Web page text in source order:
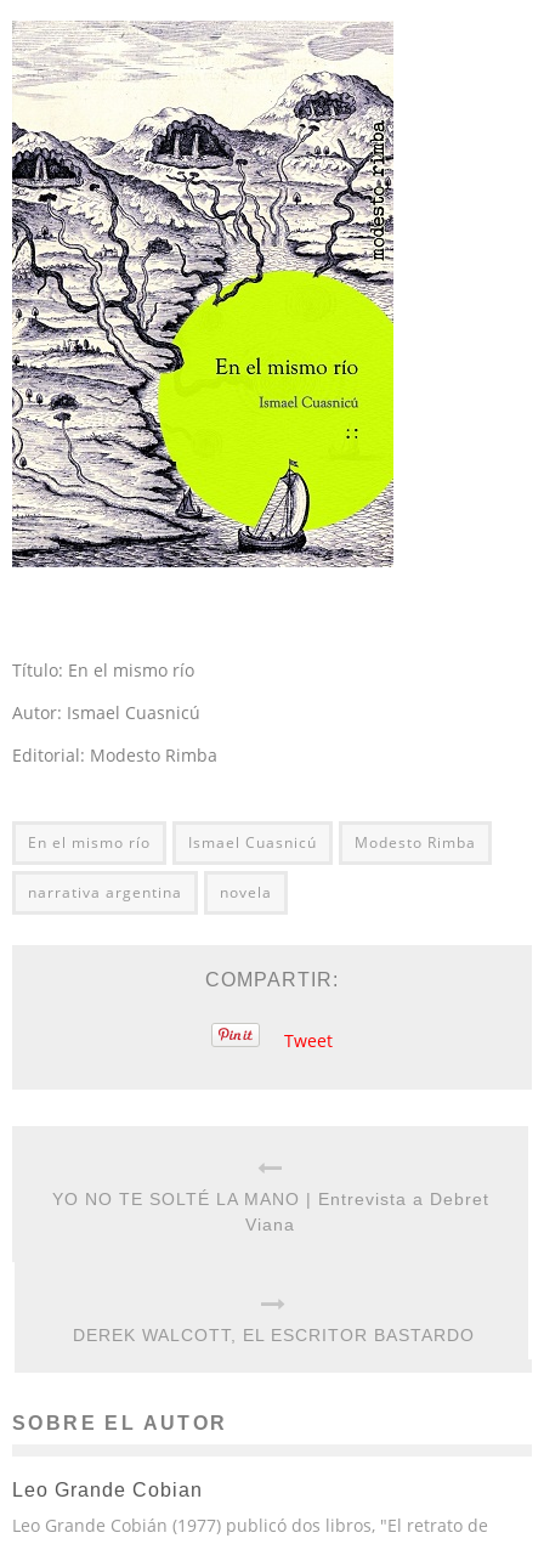
Título: En el mismo río
Autor: Ismael Cuasnicú
Editorial: Modesto Rimba
En el mismo río Ismael Cuasnicú Modesto Rimba
narrativa argentina novela
COMPARTIR:
Tweet
YO NO TE SOLTÉ LA MANO | Entrevista a Debret
Viana
DEREK WALCOTT, EL ESCRITOR BASTARDO
SOBRE EL AUTOR
Leo Grande Cobian
Leo Grande Cobián (1977) publicó dos libros, "El retrato de